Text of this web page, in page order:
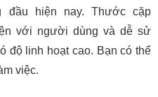
đầu hiện nay. Thước cặp
với người dùng và dễ sử
độ linh hoạt cao. Bạn có thể
việc.